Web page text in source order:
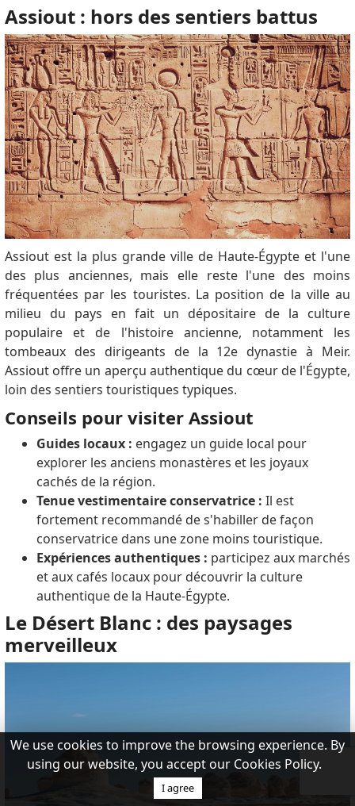
Assiout : hors des sentiers battus
Assiout est la plus grande ville de Haute-Égypte et l'une
des plus anciennes, mais elle reste l'une des moins
fréquentées par les touristes. La position de la ville au
milieu du pays en fait un dépositaire de la culture
populaire et de l'histoire ancienne, notamment les
tombeaux des dirigeants de la 12e dynastie à Meir.
Assiout offre un aperçu authentique du cœur de l'Égypte,
loin des sentiers touristiques typiques.
Conseils pour visiter Assiout
Guides locaux : engagez un guide local pour
explorer les anciens monastères et les joyaux
cachés de la région.
Tenue vestimentaire conservatrice : Il est
fortement recommandé de s'habiller de façon
conservatrice dans une zone moins touristique.
Expériences authentiques : participez aux marchés
et aux cafés locaux pour découvrir la culture
authentique de la Haute-Égypte.
Le Désert Blanc : des paysages
merveilleux
We use cookies to improve the browsing experience. By
using our website, you accept our Cookies Policy.
I agree